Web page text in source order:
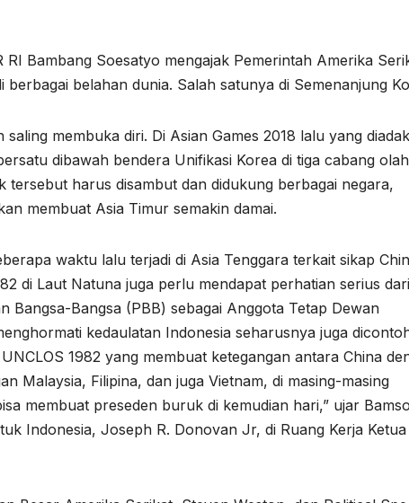
Bambang Soesatyo mengajak Pemerintah Amerika
belahan dunia. Salah satunya di Semenanjung
membuka diri. Di Asian Games 2018 lalu yang
dibawah bendera Unifikasi Korea di tiga cabang
tersebut harus disambut dan didukung berbagai negara,
membuat Asia Timur semakin damai.
waktu lalu terjadi di Asia Tenggara terkait sikap
di Laut Natuna juga perlu mendapat perhatian serius dari
Bangsa-Bangsa (PBB) sebagai Anggota Tetap Dewan
kedaulatan Indonesia seharusnya juga
1982 yang membuat ketegangan antara China
Malaysia, Filipina, dan juga Vietnam, di masing-masing
membuat preseden buruk di kemudian hari,” ujar
Indonesia, Joseph R. Donovan Jr, di Ruang Kerja